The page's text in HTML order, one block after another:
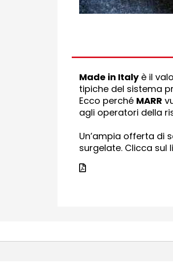
Made in Italyè il
tipiche del sistema
Ecco perché MARR
agli operatori della
Un’ampia offerta di
surgelate. Clicca sul